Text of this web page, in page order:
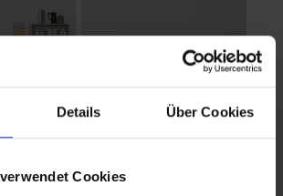
Details Über Cookies
Cookies